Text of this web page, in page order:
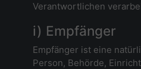
Verantwortlichen
i) Empfänger
Empfänger ist eine
Person, Behörde,